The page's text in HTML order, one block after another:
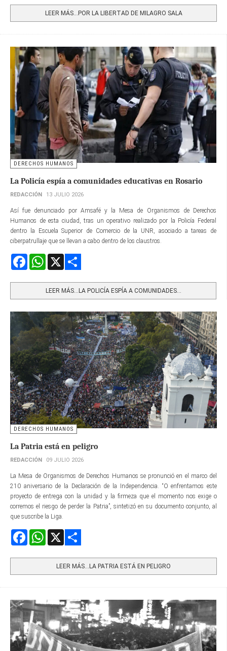
LEER MÁS…POR LA LIBERTAD DE MILAGRO SALA
DERECHOS HUMANOS
La Policía espía a comunidades educativas en Rosario
REDACCIÓN 13 JULIO 2026
Así fue denunciado por Amsafé y la Mesa de Organismos de Derechos
Humanos de esta ciudad, tras un operativo realizado por la Policía Federal
dentro la Escuela Superior de Comercio de la UNR, asociado a tareas de
ciberpatrullaje que se llevan a cabo dentro de los claustros.
FacebookWhatsApp
LEER MÁS…LA POLICÍA ESPÍA A COMUNIDADES...
DERECHOS HUMANOS
La Patria está en peligro
REDACCIÓN 09 JULIO 2026
La Mesa de Organismos de Derechos Humanos se pronunció en el marco del
210 aniversario de la Declaración de la Independencia. “O enfrentamos este
proyecto de entrega con la unidad y la firmeza que el momento nos exige o
corremos el riesgo de perder la Patria”, sintetizó en su documento conjunto, al
que suscribe la Liga.
FacebookWhatsApp
LEER MÁS…LA PATRIA ESTÁ EN PELIGRO